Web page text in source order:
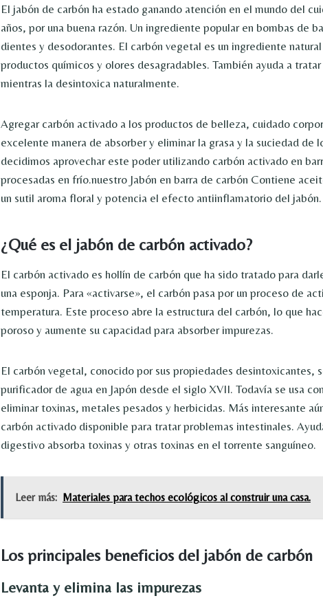
El jabón de carbón ha estado ganando atención en el mundo del
años, por una buena razón. Un ingrediente popular en bombas de
dientes y desodorantes. El carbón vegetal es un ingrediente
productos químicos y olores desagradables. También ayuda a
mientras la desintoxica naturalmente.
Agregar carbón activado a los productos de belleza, cuidado
excelente manera de absorber y eliminar la grasa y la suciedad de
decidimos aprovechar este poder utilizando carbón activado en
procesadas en frío.nuestro Jabón en barra de carbón Contiene
un sutil aroma floral y potencia el efecto antiinflamatorio del jabón.
¿Qué es el jabón de carbón activado?
El carbón activado es hollín de carbón que ha sido tratado para
una esponja. Para «activarse», el carbón pasa por un proceso de
temperatura. Este proceso abre la estructura del carbón, lo que
poroso y aumente su capacidad para absorber impurezas.
El carbón vegetal, conocido por sus propiedades desintoxicantes,
purificador de agua en Japón desde el siglo XVII. Todavía se usa
eliminar toxinas, metales pesados ​​y herbicidas. Más interesante
carbón activado disponible para tratar problemas intestinales.
digestivo absorba toxinas y otras toxinas en el torrente sanguíneo.
Leer más: Materiales para techos ecológicos al construir una casa.
Los principales beneficios del jabón de carbón
Levanta y elimina las impurezas